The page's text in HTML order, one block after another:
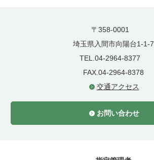
〒358-0001
埼玉県入間市向陽台1-1-7
TEL.04-2964-8377
FAX.04-2964-8378
交通アクセス
お問い合わせ